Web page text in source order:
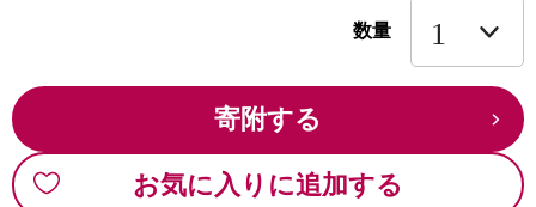
数量
寄附する
お気に入りに追加する